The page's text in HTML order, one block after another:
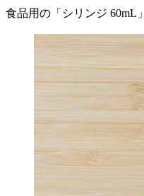
食品用の「シリンジ 60mL